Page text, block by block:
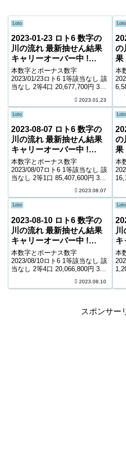
Loto
2023-01-23 ロト6 数字の
川の流れ 最新抽せん結果
キャリーオーバー中 !
498,062,325円
本数字とボーナス数字
2023/01/23ロト6 1等該当なし 該
当なし 2等4口 20,677,700円 3等
7,500円 5等198,360口 1,000円
キャリーオーバー 498,06...
2023.01.23
Loto
の
果
本
に
て
Loto
2023-08-07 ロト6 数字の
川の流れ 最新抽せん結果
キャリーオーバー中 !
477,568,650円
本数字とボーナス数字
2023/08/07ロト6 1等該当なし 該
当なし 2等1口 85,407,600円 3等
11,200円 5等156,533口 1,000円
キャリーオーバー 477,56...
2023.08.07
Loto
の
果
本
終
合
Loto
2023-08-10 ロト6 数字の
川の流れ 最新抽せん結果
キャリーオーバー中 !
745,117,766円
本数字とボーナス数字
2023/08/10ロト6 1等該当なし 該
当なし 2等4口 20,066,800円 3等
7,800円 5等193,927口 1,000円
2023.08.10
Loto
キ
本
4
スポンサー